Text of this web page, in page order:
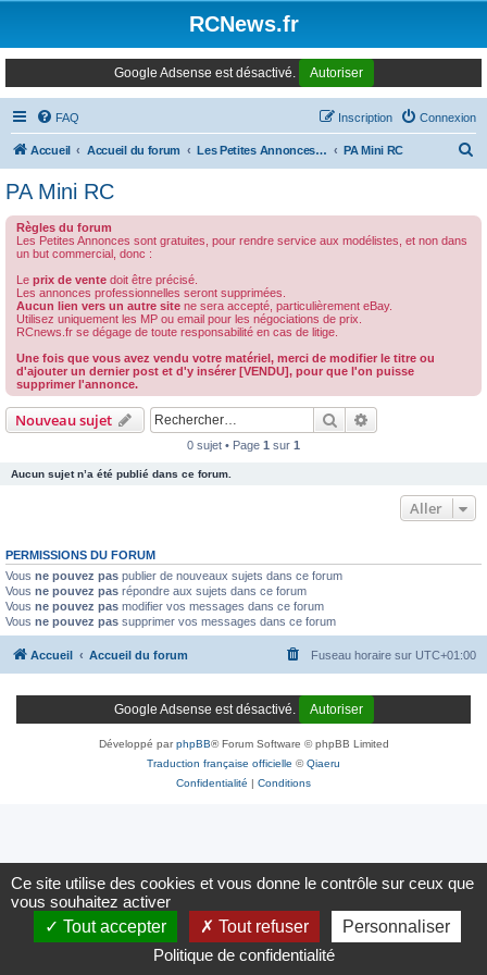
RCNews.fr
Google Adsense est désactivé. Autoriser
FAQ Connexion
Inscription
Accueil Accueil du forum Les Petites Annonces Modernes PA Mini RC
PA Mini RC
Règles du forum
Les Petites Annonces sont gratuites, pour rendre service aux modélistes, et non dans
un but commercial, donc :
Le prix de vente doit être précisé.
Les annonces professionnelles seront supprimées.
Aucun lien vers un autre site ne sera accepté, particulièrement eBay.
Utilisez uniquement les MP ou email pour les négociations de prix.
RCnews.fr se dégage de toute responsabilité en cas de litige.
Une fois que vous avez vendu votre matériel, merci de modifier le titre ou
d'ajouter un dernier post et d'y insérer [VENDU], pour que l'on puisse
supprimer l'annonce.
Nouveau sujet Rechercher
0 sujet • Page 1 sur 1
Aucun sujet n’a été publié dans ce forum.
Aller
PERMISSIONS DU FORUM
Vous ne pouvez pas publier de nouveaux sujets dans ce forum
Vous ne pouvez pas répondre aux sujets dans ce forum
Vous ne pouvez pas modifier vos messages dans ce forum
Vous ne pouvez pas supprimer vos messages dans ce forum
Accueil Accueil du forum Fuseau horaire sur UTC+01:00
Google Adsense est désactivé. Autoriser
Développé parphpBB® Forum Software © phpBB Limited
Traduction française officielle ©Qiaeru
Confidentialité | Conditions
Panneau de gestion des cookies
Ce site utilise des cookies et vous donne le contrôle sur ceux que
vous souhaitez activer
Tout accepter
Tout refuser
Personnaliser
Politique de confidentialité